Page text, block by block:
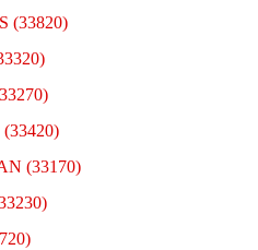
(33820)
(33420)
(33170)